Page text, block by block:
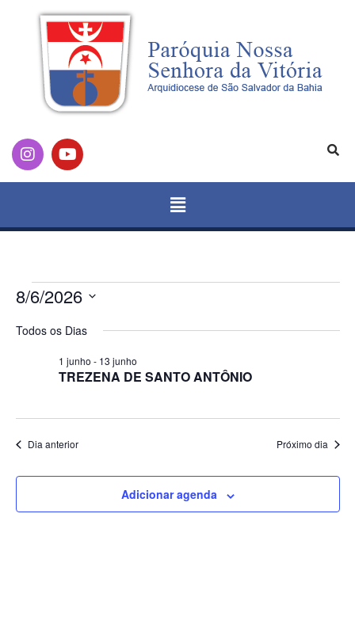
8/6/2026
a
data.
Todos os Dias
TREZENA DE SANTO ANTÔNIO
1 junho - 13 junho
Dia anterior Próximo dia
Adicionar agenda